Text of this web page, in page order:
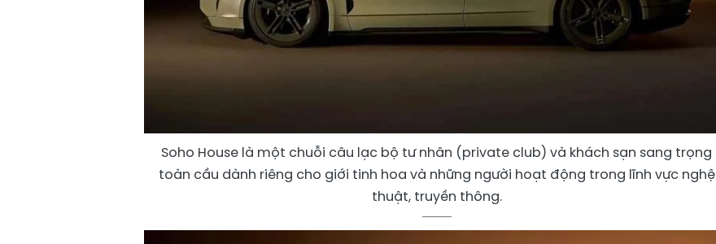
Soho House là một chuỗi câu lạc bộ tư nhân (private club) và khách sạn sang trọng
toàn cầu dành riêng cho giới tinh hoa và những người hoạt động trong lĩnh vực nghệ
thuật, truyền thông.